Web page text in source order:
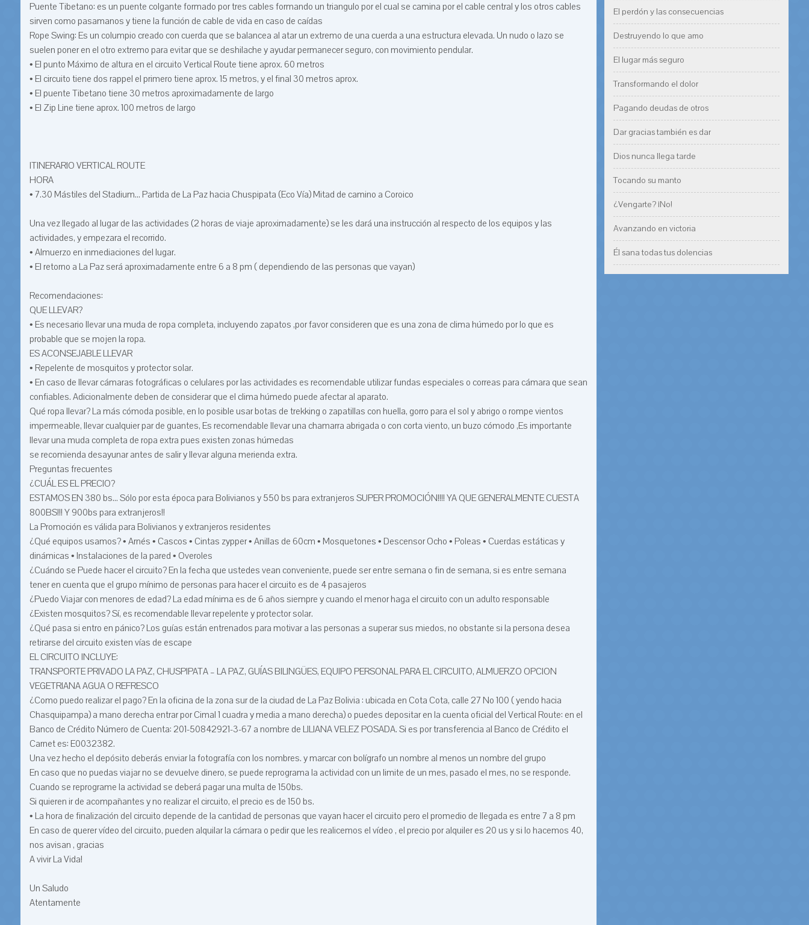
Puente Tibetano: es un puente colgante formado por tres cables formando un triangulo por el cual se camina por el cable central y los otros cables
sirven como pasamanos y tiene la función de cable de vida en caso de caídas
Rope Swing: Es un columpio creado con cuerda que se balancea al atar un extremo de una cuerda a una estructura elevada. Un nudo o lazo se
suelen poner en el otro extremo para evitar que se deshilache y ayudar permanecer seguro, con movimiento pendular.
• El punto Máximo de altura en el circuito Vertical Route tiene aprox. 60 metros
• El circuito tiene dos rappel el primero tiene aprox. 15 metros, y el final 30 metros aprox.
• El puente Tibetano tiene 30 metros aproximadamente de largo
• El Zip Line tiene aprox. 100 metros de largo
ITINERARIO VERTICAL ROUTE
HORA
• 7.30 Mástiles del Stadium... Partida de La Paz hacia Chuspipata (Eco Vía) Mitad de camino a Coroico
Una vez llegado al lugar de las actividades (2 horas de viaje aproximadamente) se les dará una instrucción al respecto de los equipos y las
actividades, y empezara el recorrido.
• Almuerzo en inmediaciones del lugar.
• El retorno a La Paz será aproximadamente entre 6 a 8 pm ( dependiendo de las personas que vayan)
Recomendaciones:
QUE LLEVAR?
• Es necesario llevar una muda de ropa completa, incluyendo zapatos ,por favor consideren que es una zona de clima húmedo por lo que es
probable que se mojen la ropa.
ES ACONSEJABLE LLEVAR
• Repelente de mosquitos y protector solar.
• En caso de llevar cámaras fotográficas o celulares por las actividades es recomendable utilizar fundas especiales o correas para cámara que sean
confiables. Adicionalmente deben de considerar que el clima húmedo puede afectar al aparato.
Qué ropa llevar? La más cómoda posible, en lo posible usar botas de trekking o zapatillas con huella, gorro para el sol y abrigo o rompe vientos
impermeable, llevar cualquier par de guantes, Es recomendable llevar una chamarra abrigada o con corta viento, un buzo cómodo ,Es importante
llevar una muda completa de ropa extra pues existen zonas húmedas
se recomienda desayunar antes de salir y llevar alguna merienda extra.
Preguntas frecuentes
¿CUÁL ES EL PRECIO?
ESTAMOS EN 380 bs... Sólo por esta época para Bolivianos y 550 bs para extranjeros SUPER PROMOCIÓN!!!! YA QUE GENERALMENTE CUESTA
800BS!!! Y 900bs para extranjeros!!
La Promoción es válida para Bolivianos y extranjeros residentes
¿Qué equipos usamos? • Arnés • Cascos • Cintas zypper • Anillas de 60cm • Mosquetones • Descensor Ocho • Poleas • Cuerdas estáticas y
dinámicas • Instalaciones de la pared • Overoles
¿Cuándo se Puede hacer el circuito? En la fecha que ustedes vean conveniente, puede ser entre semana o fin de semana, si es entre semana
tener en cuenta que el grupo mínimo de personas para hacer el circuito es de 4 pasajeros
¿Puedo Viajar con menores de edad? La edad mínima es de 6 años siempre y cuando el menor haga el circuito con un adulto responsable
¿Existen mosquitos? Sí, es recomendable llevar repelente y protector solar.
¿Qué pasa si entro en pánico? Los guías están entrenados para motivar a las personas a superar sus miedos, no obstante si la persona desea
retirarse del circuito existen vías de escape
EL CIRCUITO INCLUYE:
TRANSPORTE PRIVADO LA PAZ, CHUSPIPATA – LA PAZ, GUÍAS BILINGÜES, EQUIPO PERSONAL PARA EL CIRCUITO, ALMUERZO OPCION
VEGETRIANA AGUA O REFRESCO
¿Como puedo realizar el pago? En la oficina de la zona sur de la ciudad de La Paz Bolivia : ubicada en Cota Cota, calle 27 No 100 ( yendo hacia
Chasquipampa) a mano derecha entrar por Cimal 1 cuadra y media a mano derecha) o puedes depositar en la cuenta oficial del Vertical Route: en el
Banco de Crédito Número de Cuenta: 201-50842921-3-67 a nombre de LILIANA VELEZ POSADA. Si es por transferencia al Banco de Crédito el
Carnet es: E0032382.
Una vez hecho el depósito deberás enviar la fotografía con los nombres. y marcar con bolígrafo un nombre al menos un nombre del grupo
En caso que no puedas viajar no se devuelve dinero, se puede reprograma la actividad con un limite de un mes, pasado el mes, no se responde.
Cuando se reprograme la actividad se deberá pagar una multa de 150bs.
Si quieren ir de acompañantes y no realizar el circuito, el precio es de 150 bs.
• La hora de finalización del circuito depende de la cantidad de personas que vayan hacer el circuito pero el promedio de llegada es entre 7 a 8 pm
En caso de querer vídeo del circuito, pueden alquilar la cámara o pedir que les realicemos el vídeo , el precio por alquiler es 20 us y si lo hacemos 40,
nos avisan , gracias
A vivir La Vida!
Un Saludo
Atentamente
El perdón y las consecuencias
Destruyendo lo que amo
El lugar más seguro
Transformando el dolor
Pagando deudas de otros
Dar gracias también es dar
Dios nunca llega tarde
Tocando su manto
¿Vengarte? ¡No!
Avanzando en victoria
Él sana todas tus dolencias